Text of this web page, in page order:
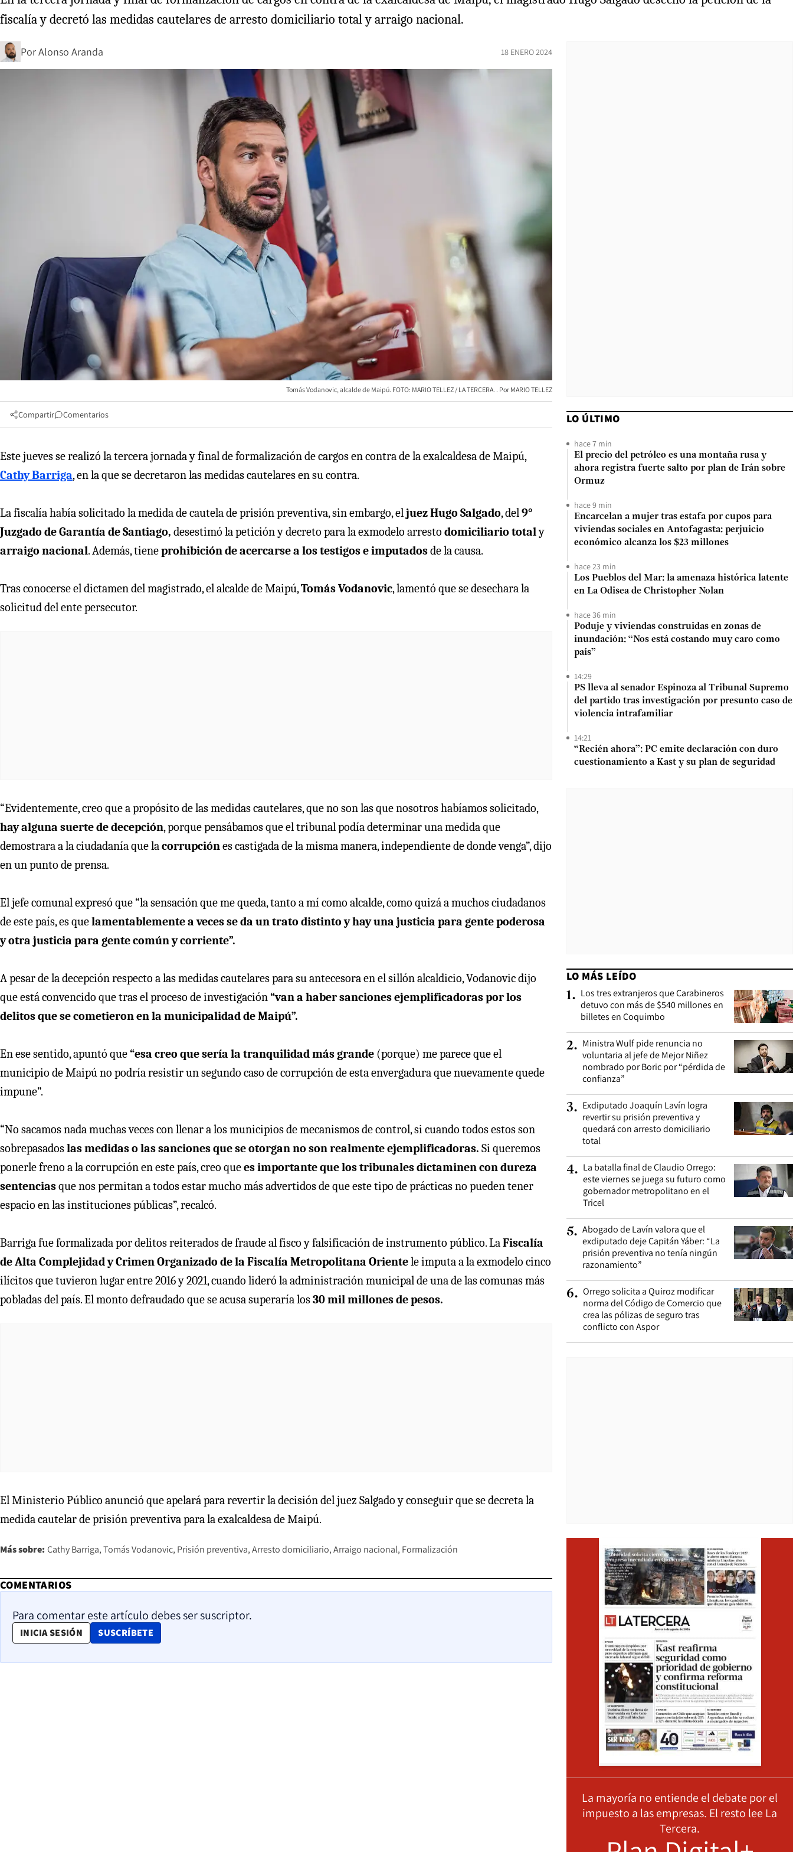
fiscalía y decretó las medidas cautelares de arresto domiciliario total y arraigo nacional.
PorAlonso Aranda 18 ENERO 2024
Tomás Vodanovic, alcalde de Maipú. FOTO: MARIO TELLEZ / LA TERCERA. MARIO TELLEZ
Compartir Comentarios
Este jueves se realizó la tercera jornada y final de formalización de cargos en contra de la exalcaldesa de Maipú,
Cathy Barriga, en la que se decretaron las medidas cautelares en su contra.
La fiscalía había solicitado la medida de cautela de prisión preventiva, sin embargo, eljuez Hugo Salgado, del9°
Juzgado de Garantía de Santiago, desestimó la petición y decreto para la exmodelo arresto domiciliario totaly
arraigo nacional. Además, tieneprohibición de acercarse a los testigos e imputadosde la causa.
Tras conocerse el dictamen del magistrado, el alcalde de Maipú,Tomás Vodanovic, lamentó que se desechara la
solicitud del ente persecutor.
“Evidentemente, creo que a propósito de las medidas cautelares, que no son las que nosotros habíamos solicitado,
hay alguna suerte de decepción, porque pensábamos que el tribunal podía determinar una medida que
demostrara a la ciudadanía que lacorrupciónes castigada de la misma manera, independiente de donde venga”, dijo
en un punto de prensa.
El jefe comunal expresó que “la sensación que me queda, tanto a mí como alcalde, como quizá a muchos ciudadanos
de este país, es quelamentablemente a veces se da un trato distinto y hay una justicia para gente poderosa
y otra justicia para gente común y corriente”.
A pesar de la decepción respecto a las medidas cautelares para su antecesora en el sillón alcaldicio, Vodanovic dijo
que está convencido que tras el proceso de investigación“van a haber sanciones ejemplificadoras por los
delitos que se cometieron en la municipalidad de Maipú”.
En ese sentido, apuntó que“esa creo que sería la tranquilidad más grande (porque) me parece que el
municipio de Maipú no podría resistir un segundo caso de corrupción de esta envergadura que nuevamente quede
impune”.
“No sacamos nada muchas veces con llenar a los municipios de mecanismos de control, si cuando todos estos son
sobrepasadoslas medidas o las sanciones que se otorgan no son realmente ejemplificadoras. Si queremos
ponerle freno a la corrupción en este país, creo quees importante que los tribunales dictaminen con dureza
sentenciasque nos permitan a todos estar mucho más advertidos de que este tipo de prácticas no pueden tener
espacio en las instituciones públicas”, recalcó.
Barriga fue formalizada por delitos reiterados de fraude al fisco y falsificación de instrumento público. LaFiscalía
de Alta Complejidad y Crimen Organizado de la Fiscalía Metropolitana Orientele imputa a la exmodelo cinco
ilícitos que tuvieron lugar entre 2016 y 2021, cuando lideró la administración municipal de una de las comunas más
pobladas del país. El monto defraudado que se acusa superaría los30 mil millones de pesos.
El Ministerio Público anunció que apelará para revertir la decisión del juez Salgado y conseguir que se decreta la
medida cautelar de prisión preventiva para la exalcaldesa de Maipú.
Más sobre: Cathy Barriga Tomás Vodanovic Prisión preventiva Arresto domiciliario Arraigo nacional Formalización
COMENTARIOS
Para comentar este artículo debes ser suscriptor.
INICIA SESIÓN SUSCRÍBETE
OPENS IN NEW WINDOW
LO ÚLTIMO
hace 7 min
El precio del petróleo es una montaña rusa y
ahora registra fuerte salto por plan de Irán sobre
Ormuz
hace 9 min
Encarcelan a mujer tras estafa por cupos para
viviendas sociales en Antofagasta: perjuicio
económico alcanza los $23 millones
hace 23 min
Los Pueblos del Mar: la amenaza histórica latente
en La Odisea de Christopher Nolan
hace 36 min
Poduje y viviendas construidas en zonas de
inundación: “Nos está costando muy caro como
país”
14:29
PS lleva al senador Espinoza al Tribunal Supremo
del partido tras investigación por presunto caso de
violencia intrafamiliar
14:21
“Recién ahora”: PC emite declaración con duro
cuestionamiento a Kast y su plan de seguridad
LO MÁS LEÍDO
1. Los tres extranjeros que Carabineros
detuvo con más de $540 millones en
billetes en Coquimbo
2. Ministra Wulf pide renuncia no
voluntaria al jefe de Mejor Niñez
nombrado por Boric por “pérdida de
confianza”
3. Exdiputado Joaquín Lavín logra
revertir su prisión preventiva y
quedará con arresto domiciliario
total
4. La batalla final de Claudio Orrego:
este viernes se juega su futuro como
gobernador metropolitano en el
Tricel
5. Abogado de Lavín valora que el
exdiputado deje Capitán Yáber: “La
prisión preventiva no tenía ningún
razonamiento”
6. Orrego solicita a Quiroz modificar
norma del Código de Comercio que
crea las pólizas de seguro tras
conflicto con Aspor
La mayoría no entiende el debate por el
impuesto a las empresas. El resto lee La
Tercera.